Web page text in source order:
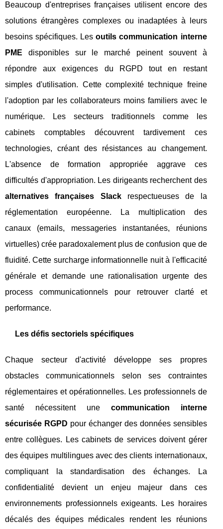
Beaucoup d'entreprises françaises utilisent encore des
solutions étrangères complexes ou inadaptées à leurs
besoins spécifiques. Lesoutils communication interne
PME disponibles sur le marché peinent souvent à
répondre aux exigences du RGPD tout en restant
simples d'utilisation. Cette complexité technique freine
l'adoption par les collaborateurs moins familiers avec le
numérique. Les secteurs traditionnels comme les
cabinets comptables découvrent tardivement ces
technologies, créant des résistances au changement.
L'absence de formation appropriée aggrave ces
difficultés d'appropriation. Les dirigeants recherchent des
alternatives françaises Slackrespectueuses de la
réglementation européenne. La multiplication des
canaux (emails, messageries instantanées, réunions
virtuelles) crée paradoxalement plus de confusion que de
fluidité. Cette surcharge informationnelle nuit à l'efficacité
générale et demande une rationalisation urgente des
process communicationnels pour retrouver clarté et
performance.
Les défis sectoriels spécifiques
Chaque secteur d'activité développe ses propres
obstacles communicationnels selon ses contraintes
réglementaires et opérationnelles. Les professionnels de
santé nécessitent une communication interne
sécurisée RGPD pour échanger des données sensibles
entre collègues. Les cabinets de services doivent gérer
des équipes multilingues avec des clients internationaux,
compliquant la standardisation des échanges. La
confidentialité devient un enjeu majeur dans ces
environnements professionnels exigeants. Les horaires
décalés des équipes médicales rendent les réunions